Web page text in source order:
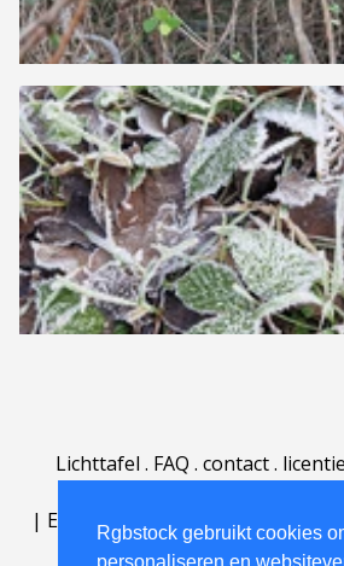
Rgbstock gebruikt cookies
Lichttafel . FAQ . contact.
| English | Deutsch Español
Nederlands|